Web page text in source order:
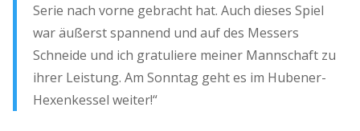
Serie nach vorne gebracht hat. Auch dieses Spiel
war äußerst spannend und auf des Messers
Schneide und ich gratuliere meiner Mannschaft zu
ihrer Leistung. Am Sonntag geht es im Hubener-
Hexenkessel weiter!“